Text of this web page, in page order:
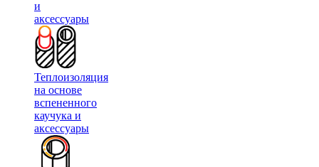
и
аксессуары
Теплоизоляция
на основе
вспененного
каучука и
аксессуары